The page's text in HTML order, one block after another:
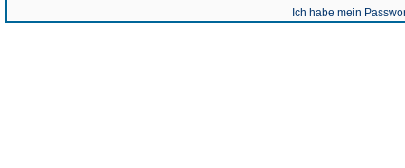
Ich habe mein